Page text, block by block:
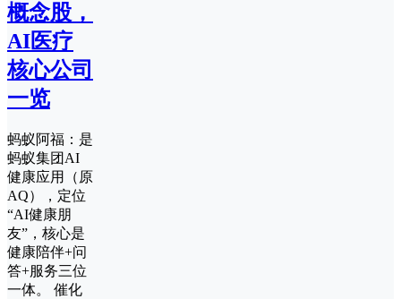
概念股，
AI医疗
核心公司
一览
蚂蚁阿福：是
蚂蚁集团AI
健康应用（原
AQ），定位
“AI健康朋
友”，核心是
健康陪伴+问
答+服务三位
一体。 催化